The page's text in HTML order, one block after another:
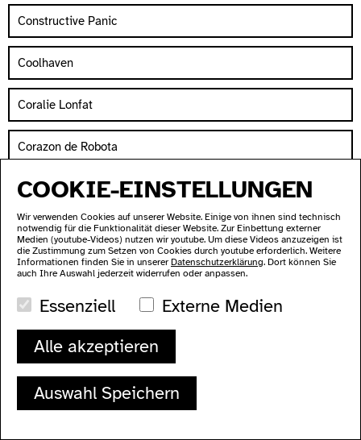
Constructive Panic
Coolhaven
Coralie Lonfat
Corazon de Robota
Corina S. Kwami
Corruptive Climate
Cristian Vogel
Cristina Gómez Barrio
Crys Cole
Cymin Samawatie
COOKIE-EINSTELLUNGEN
Wir verwenden Cookies auf unserer Website. Einige von ihnen sind technisch
notwendig für die Funktionalität dieser Website. Zur Einbettung externer
Medien (youtube-Videos) nutzen wir youtube. Um diese Videos anzuzeigen ist
die Zustimmung zum Setzen von Cookies durch youtube erforderlich. Weitere
Informationen finden Sie in unserer Datenschutzerklärung. Dort können Sie
auch Ihre Auswahl jederzeit widerrufen oder anpassen.
Essenziell
Externe Medien
Alle akzeptieren
Auswahl Speichern